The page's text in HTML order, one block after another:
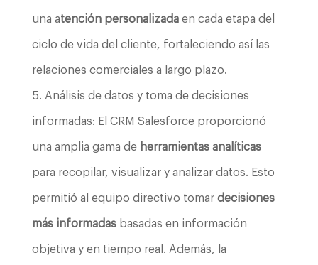
una atención personalizadaen cada etapa del
ciclo de vida del cliente, fortaleciendo así las
relaciones comerciales a largo plazo.
Análisis de datos y toma de decisiones
informadas: El CRM Salesforce proporcionó
una amplia gama de herramientas analíticas
para recopilar, visualizar y analizar datos. Esto
permitió al equipo directivo tomar decisiones
más informadasbasadas en información
objetiva y en tiempo real. Además, la